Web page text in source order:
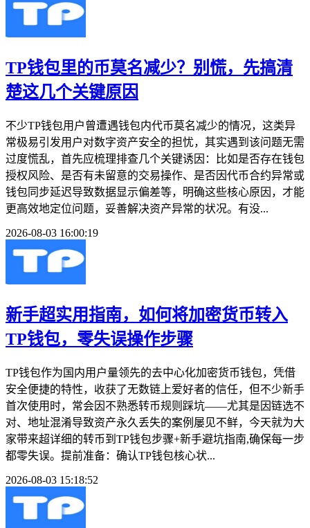
TP钱包里的币莫名减少？别慌，先搞清
楚这几个关键原因
不少TP钱包用户曾遭遇钱包内代币莫名减少的情况，这类异
常极易引发用户对数字资产安全的担忧，其实遇到该问题无需
过度慌乱，首先应梳理排查几个关键诱因：比如是否存在钱包
授权风险、是否有未留意的交易操作、是否因代币合约异常或
钱包同步延迟导致数据显示偏差等，明确这些核心原因，才能
更高效地定位问题，妥善解决资产异常的状况。有没...
2026-08-03 16:00:19
新手超实用指南，如何将加密货币转入
TP钱包，零失误操作步骤
TP钱包作为国内用户量领先的去中心化加密货币钱包，凭借
安全便捷的特性，收获了无数链上爱好者的信任，但不少新手
首次使用时，常会因不熟悉转币规则踩坑——尤其是因链选不
对、地址混淆导致资产永久丢失的案例屡见不鲜，今天就为大
家带来超详细的转币到TP钱包步骤+新手避坑指南,确保每一步
都零失误。提前准备：确认TP钱包核心状...
2026-08-03 15:18:52